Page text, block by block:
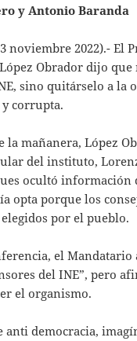
y Antonio Baranda
noviembre 2022).- El
Obrador dijo que
sino quitárselo a la
corrupta.
la mañanera, López
del instituto,
ocultó información
opta porque los
por el pueblo.
el Mandatario
del INE”, pero
el organismo.
anti democracia,